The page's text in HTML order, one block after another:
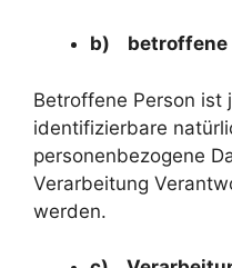
b) betroffene
Betroffene Person
identifizierbare
personenbezogene
Verarbeitung
werden.